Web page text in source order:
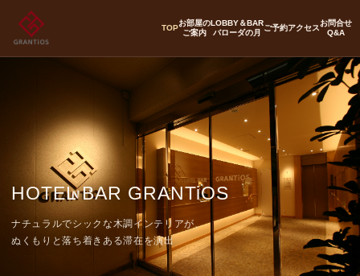
TOP
お部屋の
ご案内
LOBBY＆BAR
バローダの月
ご予約アクセス
お問合せ
Q&A
HOTEL BAR GRANTiOS
ナチュラルでシックな木調インテリアが、
ぬくもりと落ち着きある滞在を演出